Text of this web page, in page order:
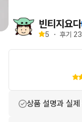
빈티지요다
5 ・ 후기
상품 설명과 실